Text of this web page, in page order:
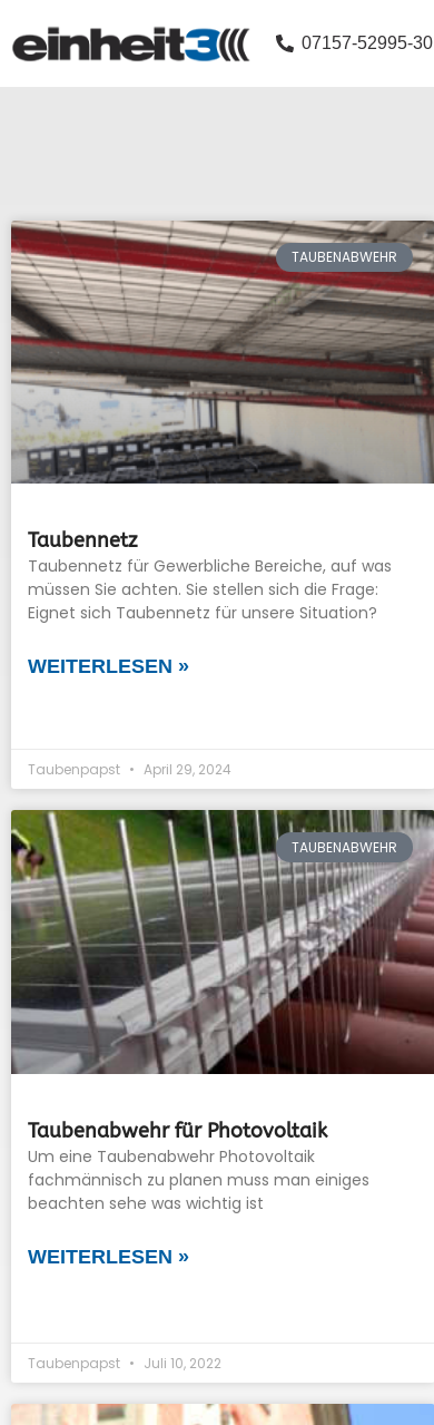
07157-52995-30
TAUBENABWEHR
Taubennetz
Taubennetz für Gewerbliche Bereiche, auf was
müssen Sie achten. Sie stellen sich die Frage:
Eignet sich Taubennetz für unsere Situation?
WEITERLESEN »
Taubenpapst April 29, 2024
TAUBENABWEHR
Taubenabwehr für Photovoltaik
Um eine Taubenabwehr Photovoltaik
fachmännisch zu planen muss man einiges
beachten sehe was wichtig ist
WEITERLESEN »
Taubenpapst Juli 10, 2022